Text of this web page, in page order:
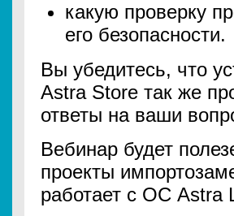
какую проверку
его безопасности.
Вы убедитесь, что
Astra Store так же
ответы на ваши
Вебинар будет
проекты
работает с ОС Astra